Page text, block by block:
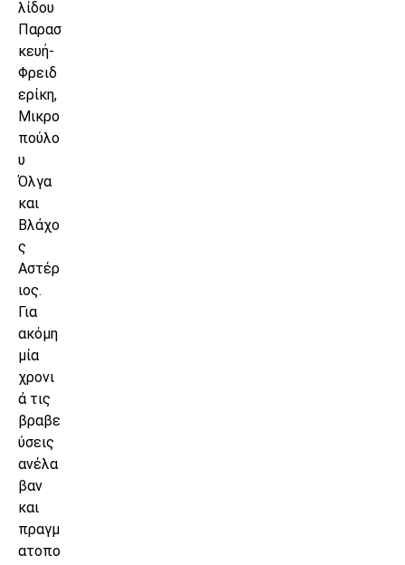
λίδου
Παρασ
κευή-
Φρειδ
ερίκη,
Μικρο
πούλο
υ
Όλγα
και
Βλάχο
ς
Αστέρ
ιος.
Για
ακόμη
μία
χρονι
ά τις
βραβε
ύσεις
ανέλα
βαν
και
πραγμ
ατοπο